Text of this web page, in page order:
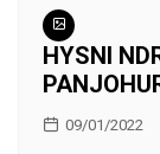
HYSNI
09/01/2022